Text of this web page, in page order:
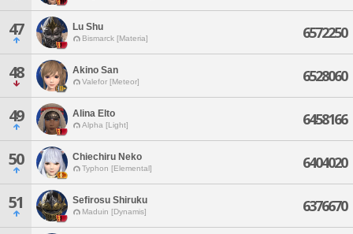
47 Lu Shu
Bismarck [Materia] 6572250
48 Akino San
Valefor [Meteor] 6528060
49 Alina Elto
Alpha [Light] 6458166
50 Chiechiru Neko
Typhon [Elemental] 6404020
51 Sefirosu Shiruku
Maduin [Dynamis] 6376670